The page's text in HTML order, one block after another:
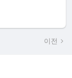
이전